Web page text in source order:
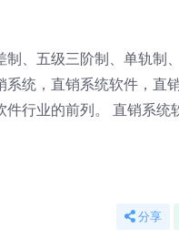
、五级三阶制、单轨制
统，直销系统软件，直
行业的前列。 直销系统
分享